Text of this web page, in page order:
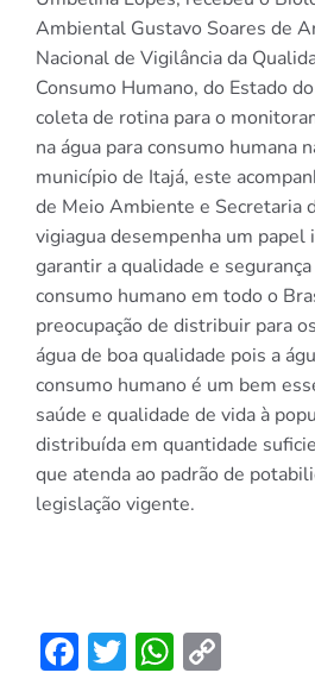
Ambiental Gustavo Soares de
Nacional de Vigilância da
Consumo Humano, do Estado
coleta de rotina para o
na água para consumo humana
município de Itajá, este
de Meio Ambiente e Secretaria
vigiagua desempenha um papel
garantir a qualidade e
consumo humano em todo o
preocupação de distribuir para
água de boa qualidade pois a
consumo humano é um bem
saúde e qualidade de vida à
distribuída em quantidade
que atenda ao padrão de
legislação vigente.
Facebook
Twitter